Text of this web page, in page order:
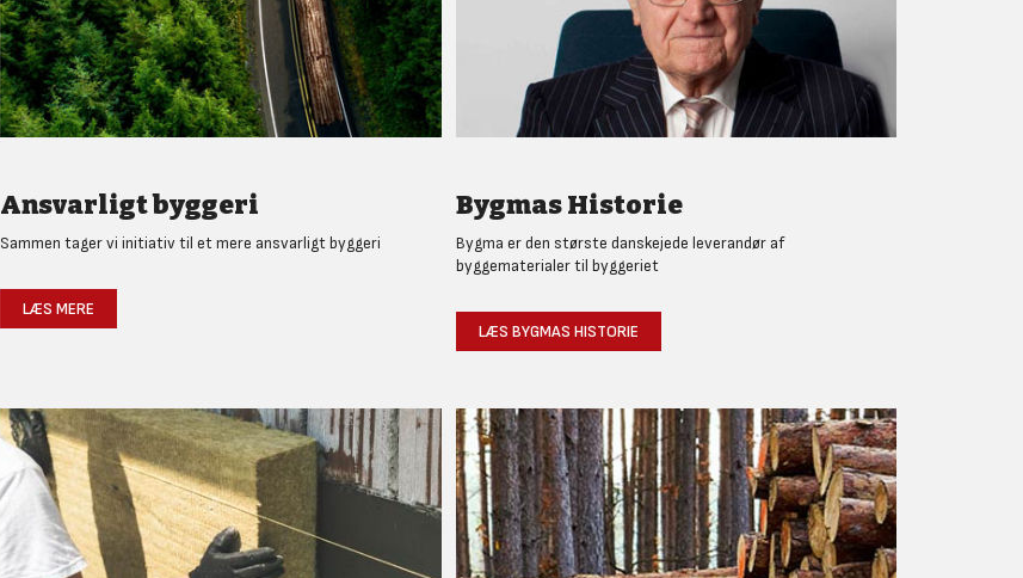
Ansvarligt byggeri
Sammen tager vi initiativ til et mere ansvarligt byggeri
LÆS MERE
Bygmas Historie
Bygma er den største danskejede leverandør af
byggematerialer til byggeriet
LÆS BYGMAS HISTORIE